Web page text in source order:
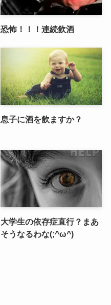
恐怖！！！連続飲酒
息子に酒を飲ますか？
大学生の依存症直行？まあ
そうなるわな(;^ω^)